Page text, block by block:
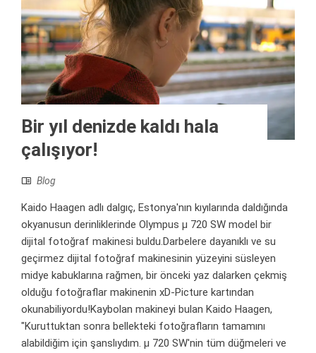
Bir yıl denizde kaldı hala
çalışıyor!
Blog
Kaido Haagen adlı dalgıç, Estonya'nın kıyılarında daldığında
okyanusun derinliklerinde Olympus µ 720 SW model bir
dijital fotoğraf makinesi buldu.Darbelere dayanıklı ve su
geçirmez dijital fotoğraf makinesinin yüzeyini süsleyen
midye kabuklarına rağmen, bir önceki yaz dalarken çekmiş
olduğu fotoğraflar makinenin xD-Picture kartından
okunabiliyordu!Kaybolan makineyi bulan Kaido Haagen,
"Kuruttuktan sonra bellekteki fotoğrafların tamamını
alabildiğim için şanslıydım. µ 720 SW'nin tüm düğmeleri ve